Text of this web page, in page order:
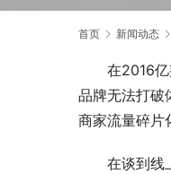
首页 新闻动态
在2016
品牌无法打破
商家流量碎片
在谈到线